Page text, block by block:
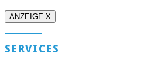
ANZEIGE X
SERVICES